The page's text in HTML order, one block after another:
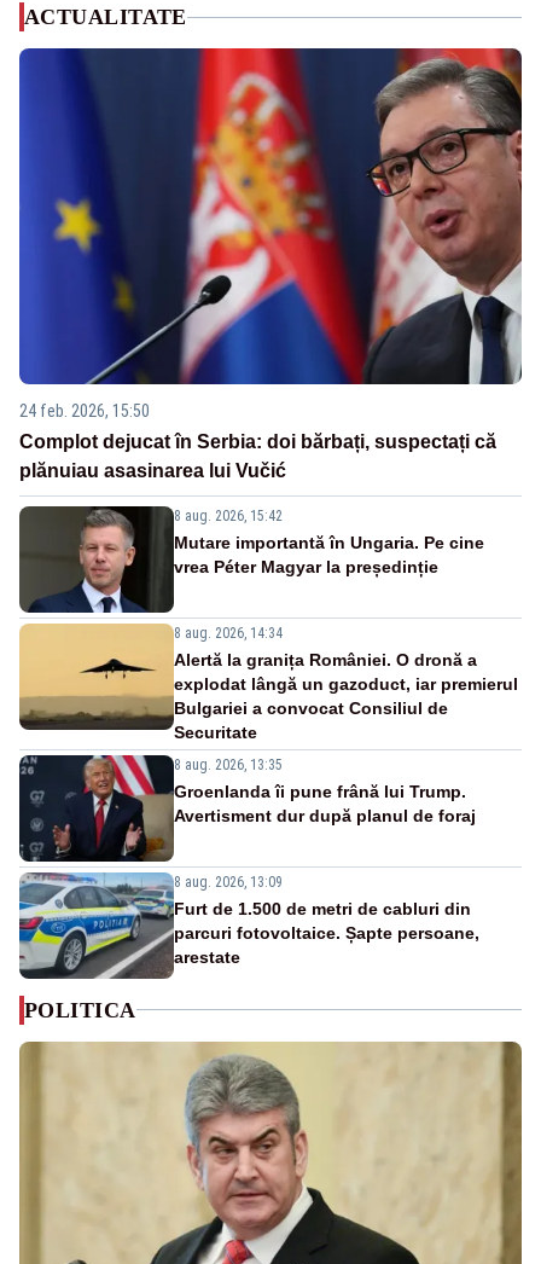
ACTUALITATE
24 feb. 2026, 15:50
Complot dejucat în Serbia: doi bărbați, suspectați că
plănuiau asasinarea lui Vučić
8 aug. 2026, 15:42
Mutare importantă în Ungaria. Pe cine
vrea Péter Magyar la președinție
8 aug. 2026, 14:34
Alertă la granița României. O dronă a
explodat lângă un gazoduct, iar premierul
Bulgariei a convocat Consiliul de
Securitate
8 aug. 2026, 13:35
Groenlanda îi pune frână lui Trump.
Avertisment dur după planul de foraj
8 aug. 2026, 13:09
Furt de 1.500 de metri de cabluri din
parcuri fotovoltaice. Șapte persoane,
arestate
POLITICA